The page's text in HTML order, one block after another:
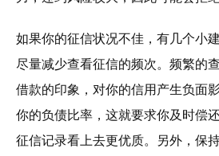
如果你的征信状况不佳，有几个小
尽量减少查看征信的频次。频繁的
借款的印象，对你的信用产生负面
你的负债比率，这就要求你及时偿
征信记录看上去更优质。另外，保